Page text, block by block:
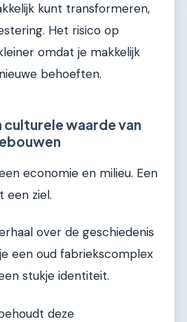
kunt transformeren,
Het risico op
omdat je makkelijk
behoeften.
culturele waarde van
economie en milieu. Een
een ziel.
over de geschiedenis
een oud fabriekscomplex
stukje identiteit.
deze